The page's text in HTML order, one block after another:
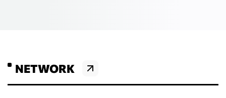
NETWORK